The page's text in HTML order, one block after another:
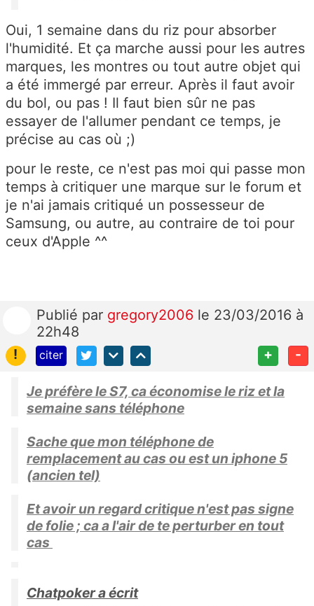
Oui, 1 semaine dans du riz pour absorber
l'humidité. Et ça marche aussi pour les autres
marques, les montres ou tout autre objet qui
a été immergé par erreur. Après il faut avoir
du bol, ou pas ! Il faut bien sûr ne pas
essayer de l'allumer pendant ce temps, je
précise au cas où ;)
pour le reste, ce n'est pas moi qui passe mon
temps à critiquer une marque sur le forum et
je n'ai jamais critiqué un possesseur de
Samsung, ou autre, au contraire de toi pour
ceux d'Apple ^^
Publié par gregory2006 le 23/03/2016 à
22h48
!
citer + -
Je préfère le S7, ca économise le riz et la
semaine sans téléphone
Sache que mon téléphone de
remplacement au cas ou est un iphone 5
(ancien tel)
Et avoir un regard critique n'est pas signe
de folie ; ca a l'air de te perturber en tout
cas
Chatpoker a écrit